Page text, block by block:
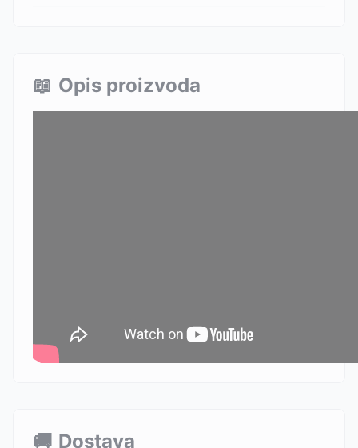
📖 Opis proizvoda
🚚 Dostava